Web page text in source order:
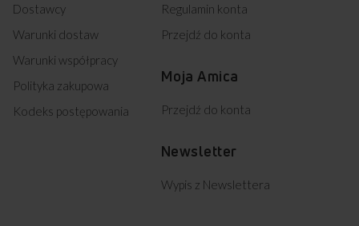
Dostawcy
Warunki dostaw
Warunki współpracy
Polityka zakupowa
Kodeks postępowania
Regulamin konta
Przejdź do konta
Moja Amica
Przejdź do konta
Newsletter
Wypis z Newslettera